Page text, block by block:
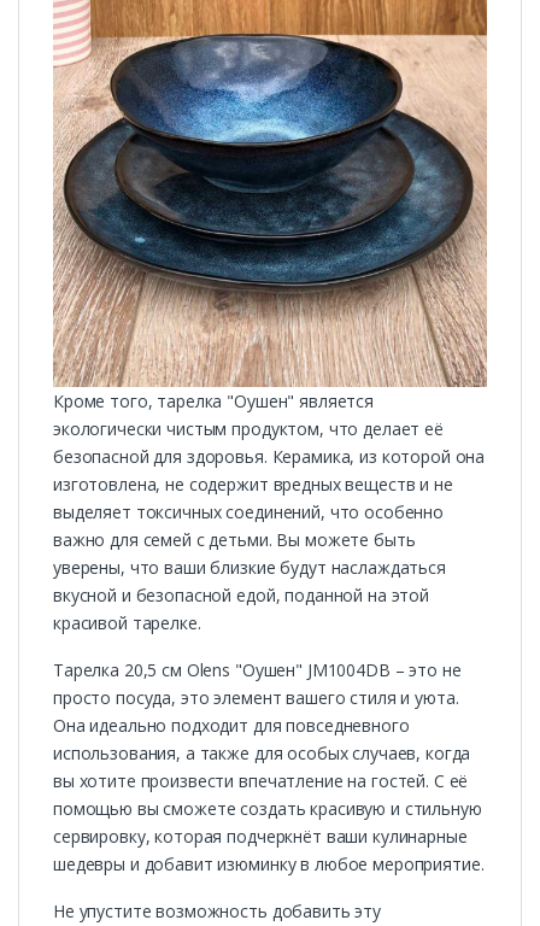
Кроме того, тарелка "Оушен" является
экологически чистым продуктом, что делает её
безопасной для здоровья. Керамика, из которой она
изготовлена, не содержит вредных веществ и не
выделяет токсичных соединений, что особенно
важно для семей с детьми. Вы можете быть
уверены, что ваши близкие будут наслаждаться
вкусной и безопасной едой, поданной на этой
красивой тарелке.
Тарелка 20,5 см Olens "Оушен" JM1004DB – это не
просто посуда, это элемент вашего стиля и уюта.
Она идеально подходит для повседневного
использования, а также для особых случаев, когда
вы хотите произвести впечатление на гостей. С её
помощью вы сможете создать красивую и стильную
сервировку, которая подчеркнёт ваши кулинарные
шедевры и добавит изюминку в любое мероприятие.
Не упустите возможность добавить эту